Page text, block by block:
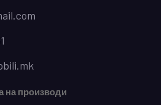
на производи